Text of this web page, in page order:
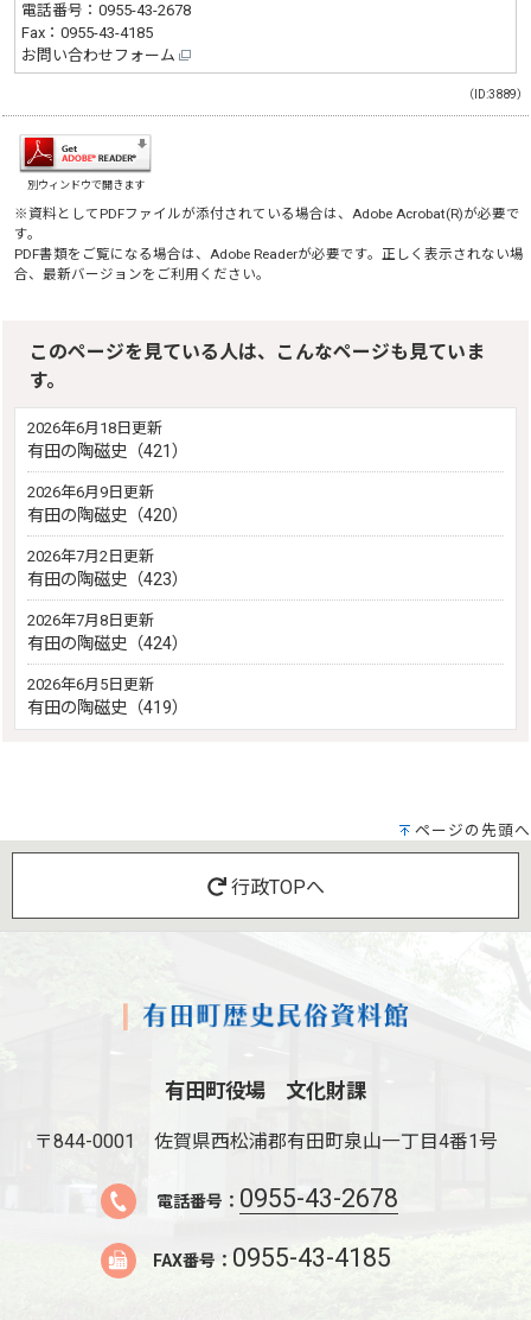
電話番号：0955-43-2678
Fax：0955-43-4185
お問い合わせフォーム
（ID:3889）
別ウィンドウで開きます
※資料としてPDFファイルが添付されている場合は、Adobe Acrobat(R)が必要で
す。
PDF書類をご覧になる場合は、Adobe Readerが必要です。正しく表示されない場
合、最新バージョンをご利用ください。
このページを見ている人は、こんなページも見ていま
す。
2026年6月18日更新
有田の陶磁史（421）
2026年6月9日更新
有田の陶磁史（420）
2026年7月2日更新
有田の陶磁史（423）
2026年7月8日更新
有田の陶磁史（424）
2026年6月5日更新
有田の陶磁史（419）
ページの先頭へ
行政TOPへ
有田町役場 文化財課
〒844-0001 佐賀県西松浦郡有田町泉山一丁目4番1号
電話番号： 0955-43-2678
FAX番号： 0955-43-4185